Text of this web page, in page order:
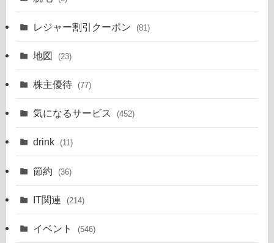
レジャー割引クーポン (81)
地図 (23)
株主優待 (77)
気になるサービス (452)
drink (11)
節約 (36)
IT関連 (214)
イベント (546)